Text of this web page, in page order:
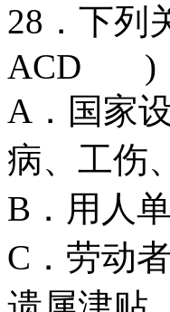
28．下列
ACD )
A．国家
病、工伤
B．用人
C．劳动